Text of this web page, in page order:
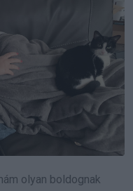
olyan boldognak